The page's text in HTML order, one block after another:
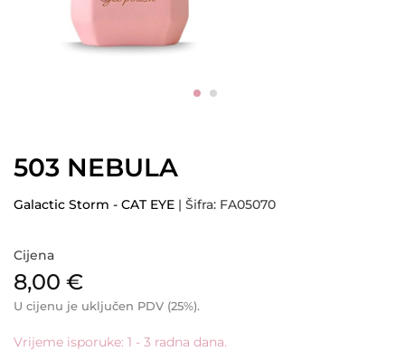
503 NEBULA
Galactic Storm - CAT EYE | Šifra: FA05070
Cijena
8,00 €
U cijenu je uključen PDV (25%).
Vrijeme isporuke: 1 - 3 radna dana.